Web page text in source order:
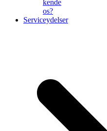
kende
os?
Serviceydelser